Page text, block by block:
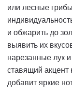
или лесные
и обжарить до
выявить их
нарезанные лук
ставящий акцент
добавит яркие